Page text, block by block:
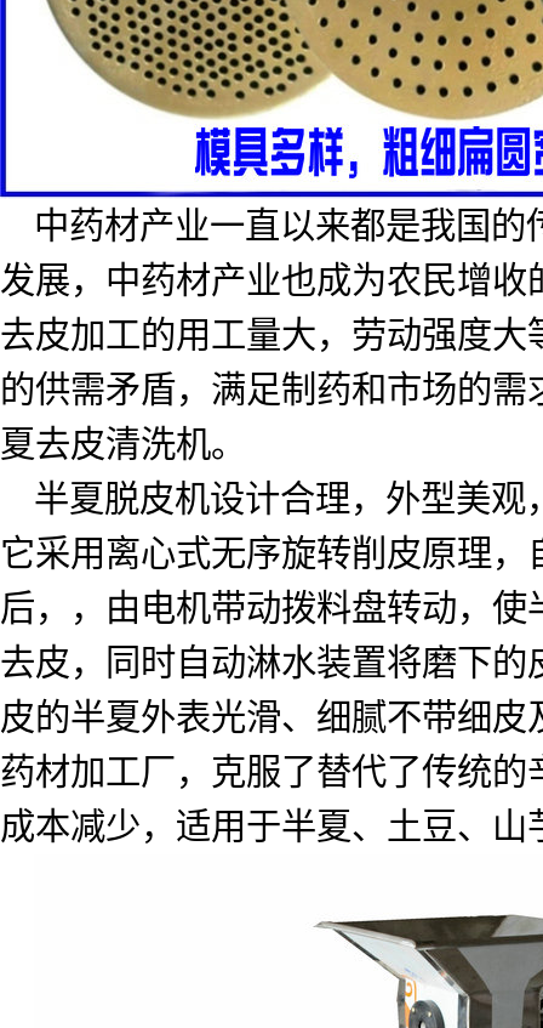
中药材产业一直以来都是我国
发展，中药材产业也成为农民增
去皮加工的用工量大，劳动强度
的供需矛盾，满足制药和市场的
夏去皮清洗机。
半夏脱皮机设计合理，外型美
它采用离心式无序旋转削皮原理
后，，由电机带动拨料盘转动，
去皮，同时自动淋水装置将磨下
皮的半夏外表光滑、细腻不带细
药材加工厂，克服了替代了传统
成本减少，适用于半夏、土豆、